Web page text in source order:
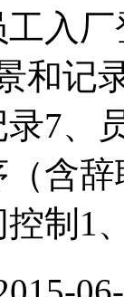
工入
和记
7、
含
制1